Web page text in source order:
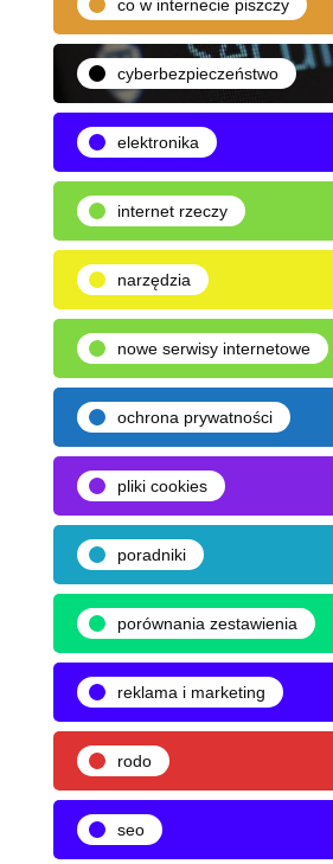
co w internecie piszczy
cyberbezpieczeństwo
elektronika
internet rzeczy
narzędzia
nowe serwisy internetowe
ochrona prywatności
pliki cookies
poradniki
porównania zestawienia
reklama i marketing
rodo
seo